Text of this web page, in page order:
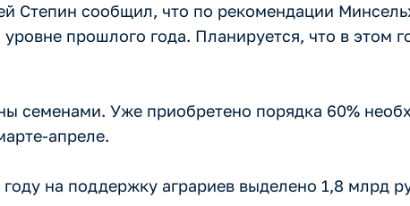
Степин сообщил, что по рекомендации
прошлого года. Планируется, что в этом
семенами. Уже приобретено порядка 60%
апреле.
на поддержку аграриев выделено 1,8 млрд